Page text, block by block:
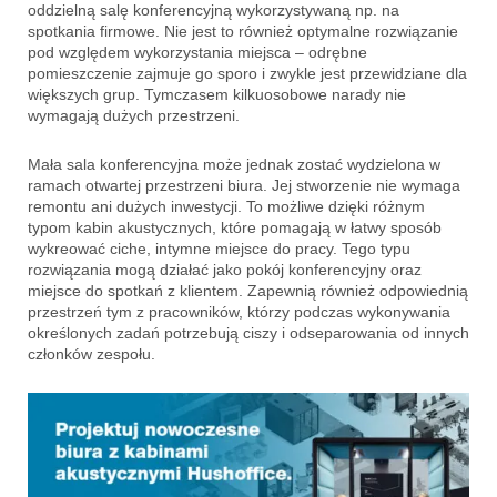
oddzielną salę konferencyjną wykorzystywaną np. na
spotkania firmowe. Nie jest to również optymalne rozwiązanie
pod względem wykorzystania miejsca – odrębne
pomieszczenie zajmuje go sporo i zwykle jest przewidziane dla
większych grup. Tymczasem kilkuosobowe narady nie
wymagają dużych przestrzeni.
Mała sala konferencyjna może jednak zostać wydzielona w
ramach otwartej przestrzeni biura. Jej stworzenie nie wymaga
remontu ani dużych inwestycji. To możliwe dzięki różnym
typom kabin akustycznych, które pomagają w łatwy sposób
wykreować ciche, intymne miejsce do pracy. Tego typu
rozwiązania mogą działać jako pokój konferencyjny oraz
miejsce do spotkań z klientem. Zapewnią również odpowiednią
przestrzeń tym z pracowników, którzy podczas wykonywania
określonych zadań potrzebują ciszy i odseparowania od innych
członków zespołu.